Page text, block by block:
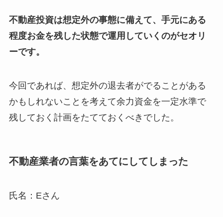
不動産投資は想定外の事態に備えて、手元にある
程度お金を残した状態で運用していくのがセオリ
ーです。
今回であれば、想定外の退去者がでることがある
かもしれないことを考えて余力資金を一定水準で
残しておく計画をたてておくべきでした。
不動産業者の言葉をあてにしてしまった
氏名：Eさん